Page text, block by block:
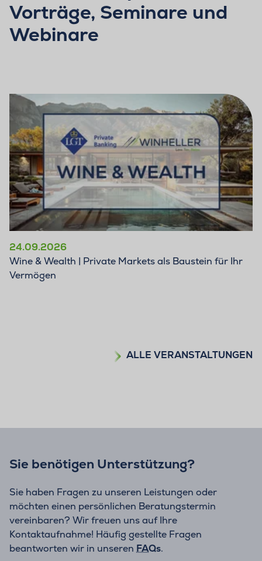
Vorträge, Seminare und
Webinare
24.09.2026
Wine & Wealth | Private Markets als Baustein für Ihr
Vermögen
ALLE VERANSTALTUNGEN
Sie benötigen Unterstützung?
Sie haben Fragen zu unseren Leistungen oder
möchten einen persönlichen Beratungstermin
vereinbaren? Wir freuen uns auf Ihre
Kontaktaufnahme! Häufig gestellte Fragen
beantworten wir in unseren FAQs.